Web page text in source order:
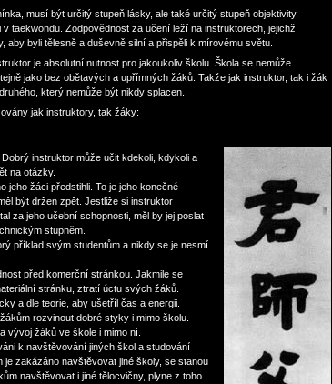
musí být určitý stupeň lásky, ale také určitý stupeň objektivity.
taekwondu. Zodpovědnost za učení leží na instruktorech, jejichž
aby byli tělesně a duševně silní a přispěli k mírovému světu.
je absolutní nutnost pro jakoukoliv školu. Škola se nemůže
jako bez obětavých a upřímných žáků. Takže jak instruktor, tak i žák
který nemůže být nikdy splacen.
jak instruktory, tak žáky:
instruktor může učit kdekoli, kdykoli a
na otázky.
jeho žáci předstihli. To je jeho konečné
být držen zpět. Jestliže si instruktor
za jeho učební schopnosti, měl by jej poslat
stupněm.
příklad svým studentům a nikdy se je nesmí
před komerční stránkou. Jakmile se
stránku, ztratí úctu svých žáků.
a dle teorie, aby ušetříl čas a energii.
rozvinout dobré styky i mimo školu.
vývoj žáků ve škole i mimo ní.
k navštěvování jiných škol a studování
je zakázáno navštěvovat jiné školy, se stanou
navštěvovat i jiné tělocvičny, plyne z toho